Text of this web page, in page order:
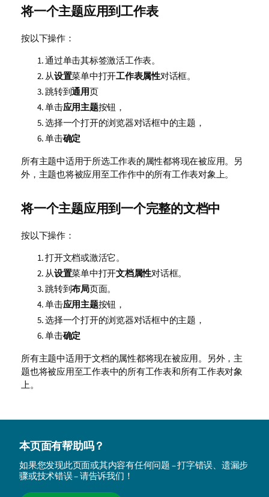
将一个主题应用到工作表
按以下操作：
通过单击其标签激活工作表。
从设置菜单中打开工作表属性对话框。
跳转到通用页
单击应用主题按钮，
选择一个打开的浏览器对话框中的主题，
单击确定
所有主题中适用于所选工作表的属性都将现在被应用。另
外，主题也将被应用至工作作中的所有工作表对象上。
将一个主题应用到一个完整的文档中
按以下操作：
打开文档或激活它。
从设置菜单中打开文档属性对话框。
跳转到布局页面。
单击应用主题按钮，
选择一个打开的浏览器对话框中的主题，
单击确定
所有主题中适用于文档的属性都将现在被应用。另外，主
题也将被应用至工作表中的所有工作表和所有工作表对象
上。
本页面有帮助吗？
如果您发现此页面或其内容有任何问题 – 打字错误、遗漏步
骤或技术错误 – 请告诉我们！